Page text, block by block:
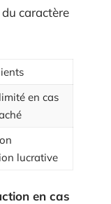
caractère
en cas
lucrative
en cas